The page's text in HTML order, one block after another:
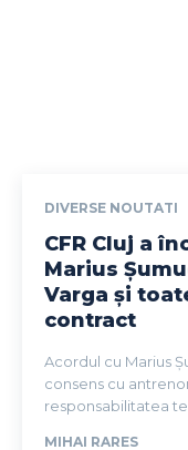
DIVERSE NOUTATI
CFR Cluj a
Marius
Varga și
contract
Acordul cu Marius
consens cu
responsabilitatea
MIHAI RARES